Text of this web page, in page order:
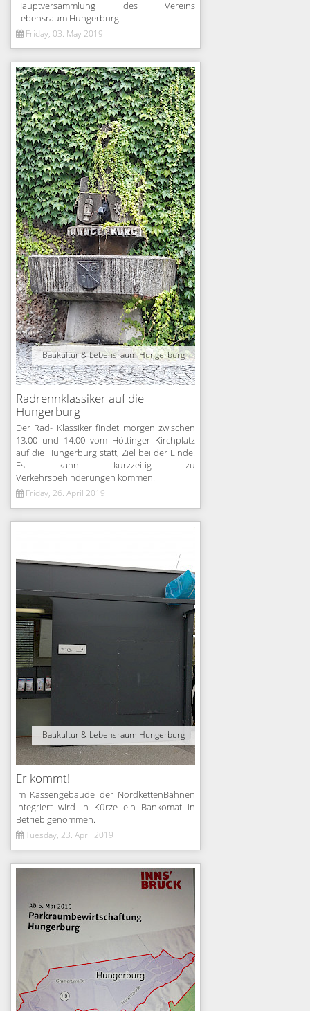
Hauptversammlung des Vereins
Lebensraum Hungerburg.
Friday, 03. May 2019
Baukultur & Lebensraum Hungerburg
Radrennklassiker auf die
Hungerburg
Der Rad- Klassiker findet morgen zwischen
13.00 und 14.00 vom Höttinger Kirchplatz
auf die Hungerburg statt, Ziel bei der Linde.
Es kann kurzzeitig zu
Verkehrsbehinderungen kommen!
Friday, 26. April 2019
Baukultur & Lebensraum Hungerburg
Er kommt!
Im Kassengebäude der NordkettenBahnen
integriert wird in Kürze ein Bankomat in
Betrieb genommen.
Tuesday, 23. April 2019